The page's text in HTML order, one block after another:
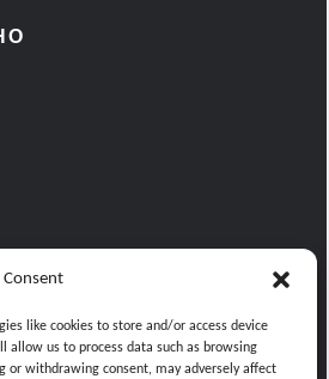
Consent
like cookies to store and/or access device
us to process data such as browsing
or withdrawing consent, may adversely affect